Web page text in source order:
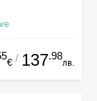
€ / 137.98
лв.